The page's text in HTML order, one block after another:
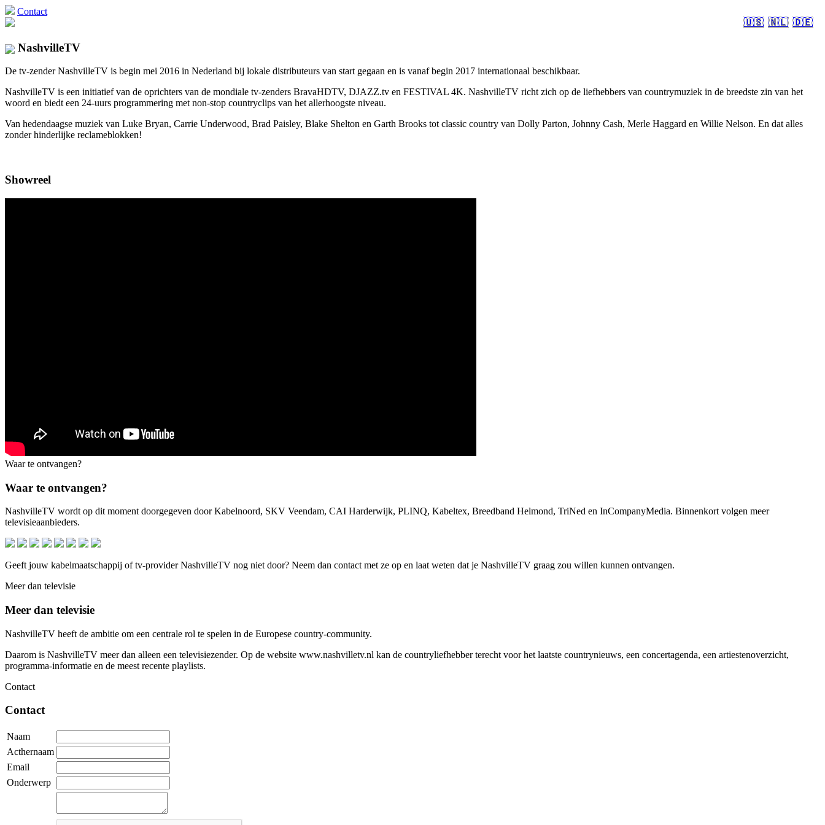
Contact
🇺🇸 🇳🇱 🇩🇪
NashvilleTV
De tv-zender NashvilleTV is begin mei 2016 in Nederland bij lokale distributeurs van start gegaan en is vanaf begin 2017 internationaal beschikbaar.
NashvilleTV is een initiatief van de oprichters van de mondiale tv-zenders BravaHDTV, DJAZZ.tv en FESTIVAL 4K. NashvilleTV richt zich op de liefhebbers van countrymuziek in de breedste zin van het
woord en biedt een 24-uurs programmering met non-stop countryclips van het allerhoogste niveau.
Van hedendaagse muziek van Luke Bryan, Carrie Underwood, Brad Paisley, Blake Shelton en Garth Brooks tot classic country van Dolly Parton, Johnny Cash, Merle Haggard en Willie Nelson. En dat alles
zonder hinderlijke reclameblokken!
Showreel
Waar te ontvangen?
Waar te ontvangen?
NashvilleTV wordt op dit moment doorgegeven door Kabelnoord, SKV Veendam, CAI Harderwijk, PLINQ, Kabeltex, Breedband Helmond, TriNed en InCompanyMedia. Binnenkort volgen meer
televisieaanbieders.
Geeft jouw kabelmaatschappij of tv-provider NashvilleTV nog niet door? Neem dan contact met ze op en laat weten dat je NashvilleTV graag zou willen kunnen ontvangen.
Meer dan televisie
Meer dan televisie
NashvilleTV heeft de ambitie om een centrale rol te spelen in de Europese country-community.
Daarom is NashvilleTV meer dan alleen een televisiezender. Op de website www.nashvilletv.nl kan de countryliefhebber terecht voor het laatste countrynieuws, een concertagenda, een artiestenoverzicht,
programma-informatie en de meest recente playlists.
Contact
Contact
Naam
Acthernaam
Email
Onderwerp